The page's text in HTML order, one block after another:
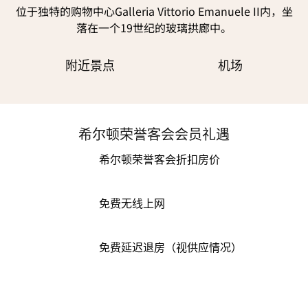
位于独特的购物中心Galleria Vittorio Emanuele II内，坐
落在一个19世纪的玻璃拱廊中。
附近景点 机场
希尔顿荣誉客会会员礼遇
希尔顿荣誉客会折扣房价
免费无线上网
免费延迟退房（视供应情况）